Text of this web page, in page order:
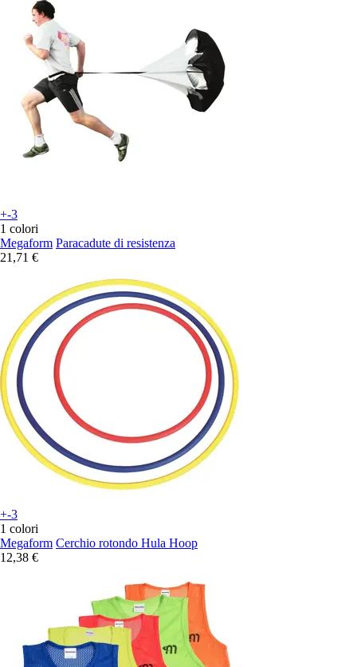
+-3
1 colori
Megaform Paracadute di resistenza
21,71 €
+-3
1 colori
Megaform Cerchio rotondo Hula Hoop
12,38 €